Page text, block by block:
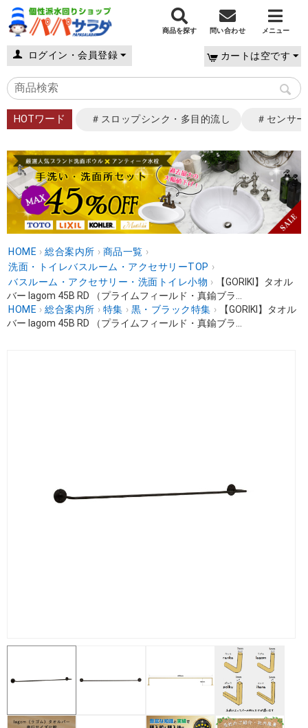
商品を探す 問い合わせ メニュー
ログイン・会員登録 カートは空です
HOTワード ＃スロップシンク・多目的流し ＃センサ
HOME › 総合案内所 › 商品一覧 ›
洗面・トイレバスルーム・アクセサリーTOP ›
バスルーム・アクセサリー・洗面トイレ小物 ›
【GORIKI】タオル
バー lagom 45B RD （プライムフィールド・真鍮ブラ...
HOME › 総合案内所 › 特集 › 黒・ブラック特集 ›
【GORIKI】タオル
バー lagom 45B RD （プライムフィールド・真鍮ブラ...